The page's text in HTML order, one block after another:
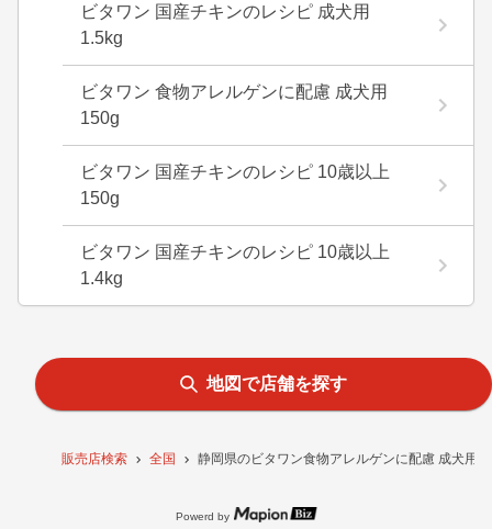
販売店検索 全国 静岡県のビタワン食物アレルゲンに配慮 成犬用
ビタワン 国産チキンのレシピ 成犬用
1.5kg
ビタワン 食物アレルゲンに配慮 成犬用
150g
ビタワン 国産チキンのレシピ 10歳以上
150g
ビタワン 国産チキンのレシピ 10歳以上
1.4kg
地図で店舗を探す
Powerd by